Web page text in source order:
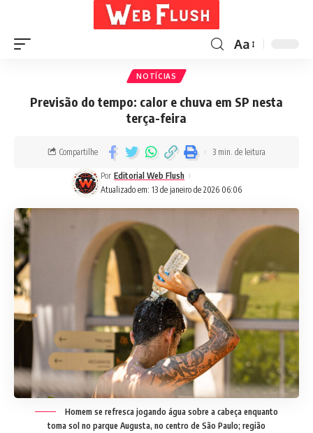
Aa
NOTÍCIAS
Previsão do tempo: calor e chuva em SP nesta
terça-feira
Atualizado em: 13 de janeiro de 2026 06:06
Por Editorial Web Flush
Compartilhe 3 min. de leitura
Homem se refresca jogando água sobre a cabeça enquanto
toma sol no parque Augusta, no centro de São Paulo; região